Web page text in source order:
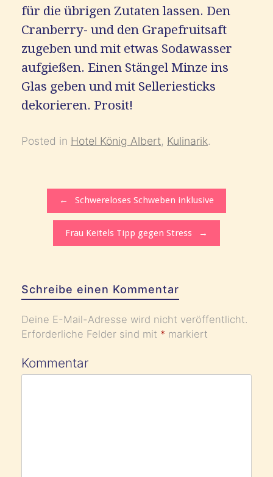
für die übrigen Zutaten lassen. Den
Cranberry- und den Grapefruitsaft
zugeben und mit etwas Sodawasser
aufgießen. Einen Stängel Minze ins
Glas geben und mit Selleriesticks
dekorieren. Prosit!
Posted in Hotel König Albert, Kulinarik.
Post navigation
← Schwereloses Schweben inklusive
Frau Keitels Tipp gegen Stress →
Schreibe einen Kommentar
Deine E-Mail-Adresse wird nicht veröffentlicht.
Erforderliche Felder sind mit * markiert
Kommentar